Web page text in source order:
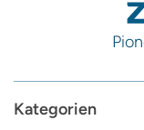
Kategorien